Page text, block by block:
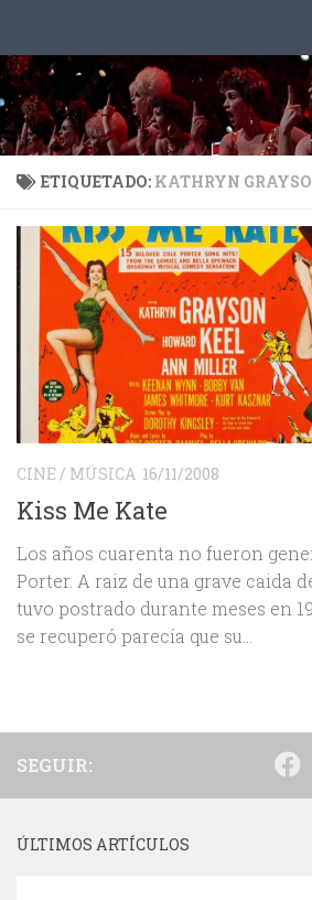
ETIQUETADO: KATHRYN
CINE / MÚSICA 16/11/2008
Kiss Me Kate
Los años cuarenta no fueron
Porter. A raiz de una grave caida
tuvo postrado durante meses en
se recuperó parecía que su...
SEGUIR:
ÚLTIMOS ARTÍCULOS